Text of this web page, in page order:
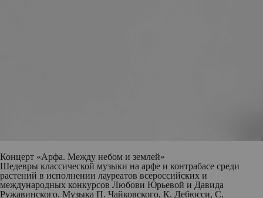
Концерт «Арфа. Между небом и землей»
Шедевры классической музыки на арфе и контрабасе среди
растений в исполнении лауреатов всероссийских и
международных конкурсов Любови Юрьевой и Давида
Ружавинского. Музыка П. Чайковского, К. Дебюсси, С.